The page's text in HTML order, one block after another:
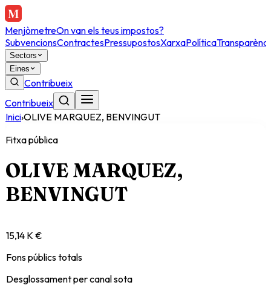
MenjòmetreOn van els teus impostos?
SubvencionsContractesPressupostosXarxaPolítica
Sectors
Eines
Contribueix
Contribueix
Inici›OLIVE MARQUEZ, BENVINGUT
Fitxa pública
OLIVE MARQUEZ,
BENVINGUT
15,14 K €
Fons públics totals
Desglossament per canal sota